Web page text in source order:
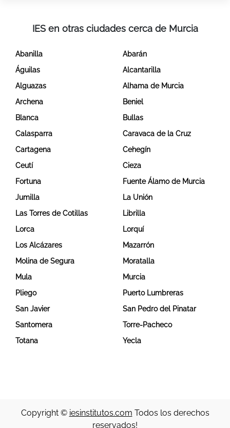
IES en otras ciudades cerca de Murcia
Abanilla
Abarán
Águilas
Alcantarilla
Alguazas
Alhama de Murcia
Archena
Beniel
Blanca
Bullas
Calasparra
Caravaca de la Cruz
Cartagena
Cehegín
Ceutí
Cieza
Fortuna
Fuente Álamo de Murcia
Jumilla
La Unión
Las Torres de Cotillas
Librilla
Lorca
Lorquí
Los Alcázares
Mazarrón
Molina de Segura
Moratalla
Mula
Murcia
Pliego
Puerto Lumbreras
San Javier
San Pedro del Pinatar
Santomera
Torre-Pacheco
Totana
Yecla
Copyright © iesinstitutos.com Todos los derechos
reservados!